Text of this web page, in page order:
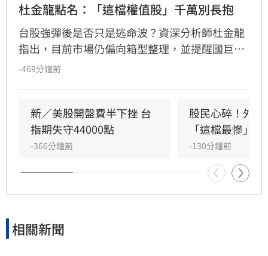
杜金龍點名：「這檔權值股」千萬別長抱
台股強彈後是否只是逃命波？資深分析師杜金龍
指出，目前市場仍偏向箱型整理，並提醒國巨雖
然獲利亮眼，但受籌碼與槓桿因素影響，不建議
-469分鐘前
新／美股開盤費半下挫 台
指期失守44000點
-366分鐘前
股民心碎！外
「這檔最慘」
-130分鐘前
相關新聞